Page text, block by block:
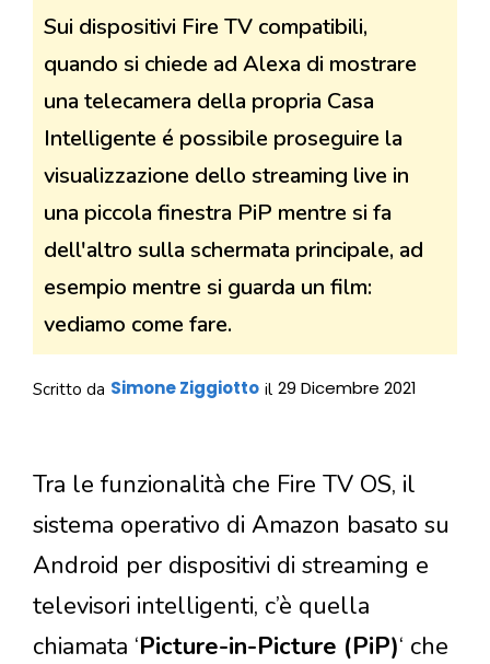
Sui dispositivi Fire TV compatibili,
quando si chiede ad Alexa di mostrare
una telecamera della propria Casa
Intelligente é possibile proseguire la
visualizzazione dello streaming live in
una piccola finestra PiP mentre si fa
dell'altro sulla schermata principale, ad
esempio mentre si guarda un film:
vediamo come fare.
Scritto da Simone Ziggiotto il 29 Dicembre 2021
Tra le funzionalità che Fire TV OS, il
sistema operativo di Amazon basato su
Android per dispositivi di streaming e
televisori intelligenti, c’è quella
chiamata ‘Picture-in-Picture (PiP)‘ che